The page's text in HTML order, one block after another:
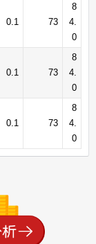
0.1 73
8
4.
0
0.1 73
8
4.
0
0.1 73
8
4.
0